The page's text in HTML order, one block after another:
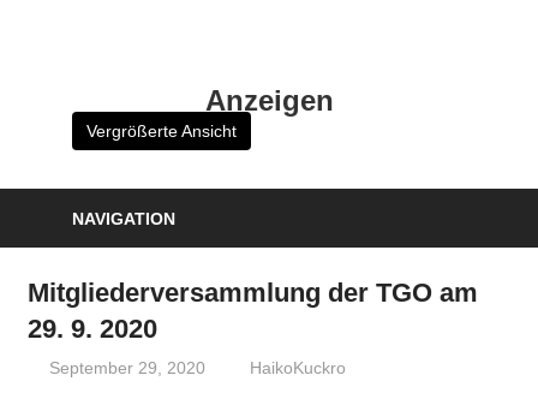
Anzeigen
Vergrößerte Ansicht
NAVIGATION
Mitgliederversammlung der TGO am
29. 9. 2020
September 29, 2020 HaikoKuckro